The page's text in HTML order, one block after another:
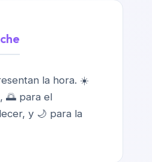
la hora. ☀️
🌅 para el
y 🌙 para la